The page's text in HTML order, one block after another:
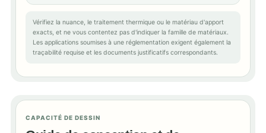
Vérifiez la nuance, le traitement thermique ou le matériau d'apport
exacts, et ne vous contentez pas d'indiquer la famille de matériaux.
Les applications soumises à une réglementation exigent également la
traçabilité requise et les documents justificatifs correspondants.
CAPACITÉ DE DESSIN